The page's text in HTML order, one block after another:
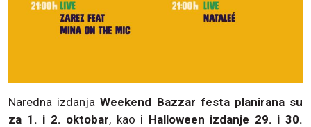
Naredna izdanjaWeekend Bazzar festa planirana su
za 1. i 2. oktobar, kao i Halloween izdanje 29. i 30.